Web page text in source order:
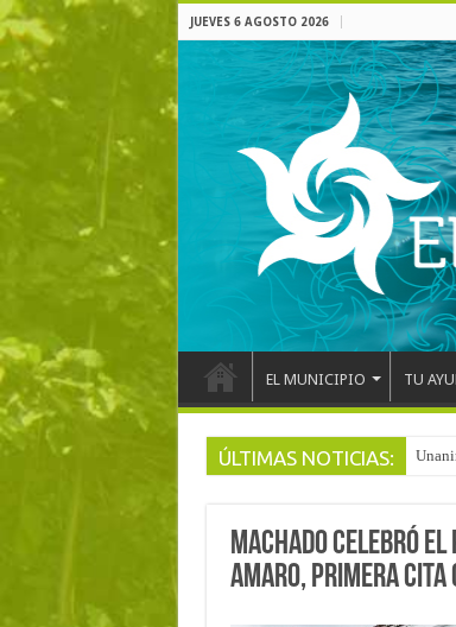
JUEVES 6 AGOSTO 2026
EL MUNICIPIO TU
ÚLTIMAS NOTICIAS:
Machado celebró el
Amaro, primera